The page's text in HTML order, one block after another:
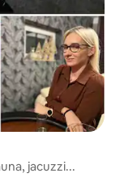
jacuzzi...